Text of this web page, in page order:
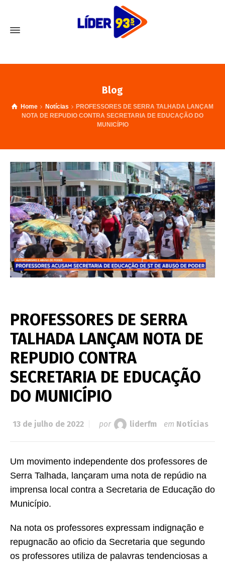
Blog
Home Notícias
PROFESSORES DE SERRA TALHADA LANÇAM
NOTA DE REPUDIO CONTRA SECRETARIA DE EDUCAÇÃO DO
MUNICÍPIO
PROFESSORES DE SERRA
TALHADA LANÇAM NOTA DE
REPUDIO CONTRA
SECRETARIA DE EDUCAÇÃO
DO MUNICÍPIO
13 de julho de 2022 por liderfm em Notícias
Um movimento independente dos professores de
Serra Talhada, lançaram uma nota de repúdio na
imprensa local contra a Secretaria de Educação do
Município.
Na nota os professores expressam indignação e
repugnacão ao oficio da Secretaria que segundo
os professores utiliza de palavras tendenciosas a